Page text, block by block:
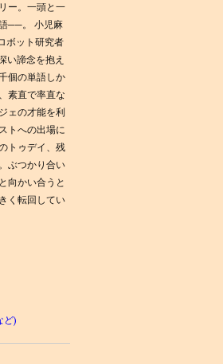
ー。一頭と一
──。 小児麻
ボット研究者
い諦念を抱え
個の単語しか
素直で率直な
ェの才能を利
トへの出場に
トゥデイ、残
ぶつかり合い
向かい合うと
く転回してい
ど)